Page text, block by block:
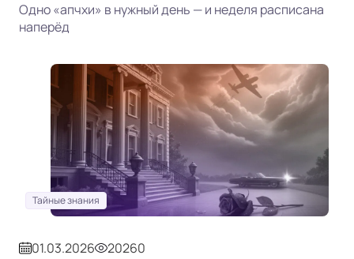
Одно «апчхи» в нужный день — и неделя расписана
наперёд
Тайные знания
01.03.2026 20260